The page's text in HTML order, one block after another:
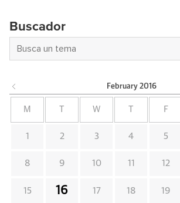
Buscador
February 2016
M W F
1 2 3 4 5
8 9 10 11 12
15 16 17 18 19